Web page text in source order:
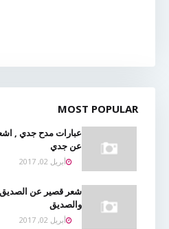
MOST POPULAR
عبارات مدح جدي ,
عن جدي
أبريل 02, 2017
شعر قصير عن
والصديق
أبريل 02, 2017